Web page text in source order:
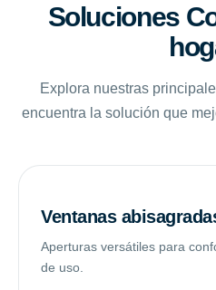
Soluciones
Explora nuestras
encuentra la solución que
Ventanas
Aperturas versátiles para
de uso.